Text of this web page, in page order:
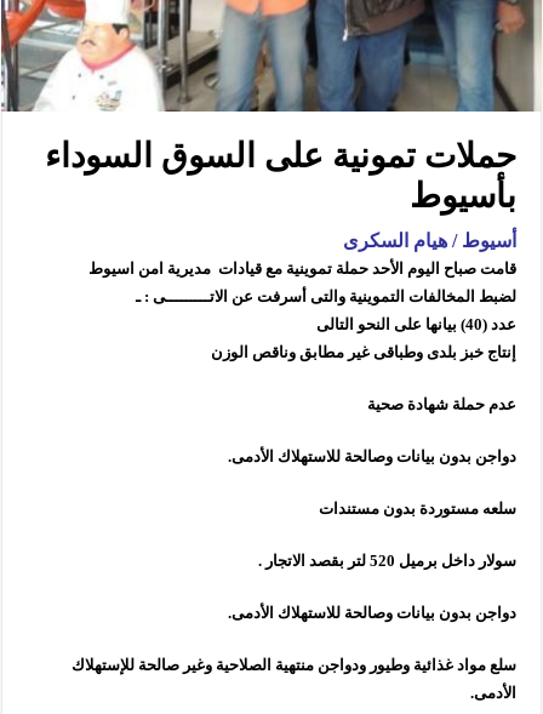
حملات تمونية على السوق السوداء
بأسيوط
أسيوط / هيام السكرى
قامت صباح اليوم الأحد حملة تموينية مع قيادات مديرية امن اسيوط
لضبط المخالفات التموينية والتى أسرفت عن الاتـــــــــى : ـ
عدد (40) بيانها على النحو التالى
إنتاج خبز بلدى وطباقى غير مطابق وناقص الوزن
عدم حملة شهادة صحية
دواجن بدون بيانات وصالحة للاستهلاك الأدمى.
سلعه مستوردة بدون مستندات
سولار داخل برميل 520 لتر بقصد الاتجار .
دواجن بدون بيانات وصالحة للاستهلاك الأدمى.
سلع مواد غذائية وطيور ودواجن منتهية الصلاحية وغير صالحة للإستهلاك
الأدمى.